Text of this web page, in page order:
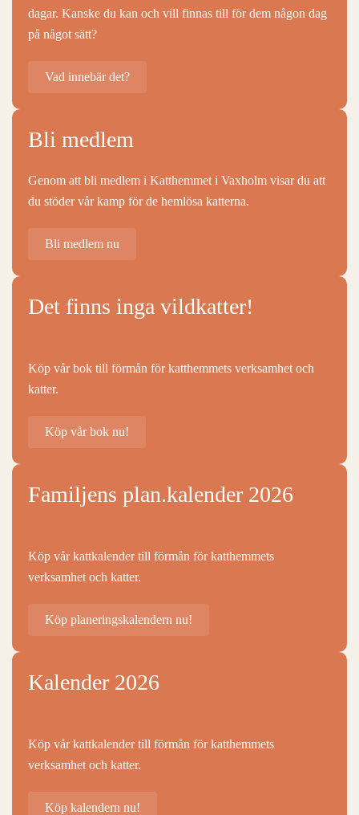
dagar. Kanske du kan och vill finnas till för dem någon dag
på något sätt?
Vad innebär det?
Bli medlem
Genom att bli medlem i Katthemmet i Vaxholm visar du att
du stöder vår kamp för de hemlösa katterna.
Bli medlem nu
Det finns inga vildkatter!
Köp vår bok till förmån för katthemmets verksamhet och
katter.
Köp vår bok nu!
Familjens plan.kalender 2026
Köp vår kattkalender till förmån för katthemmets
verksamhet och katter.
Köp planeringskalendern nu!
Kalender 2026
Köp vår kattkalender till förmån för katthemmets
verksamhet och katter.
Köp kalendern nu!